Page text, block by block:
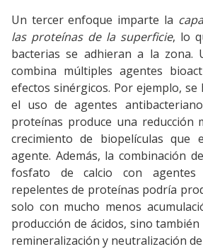
Un tercer enfoque imparte la
las proteínas de la superficie, lo
bacterias se adhieran a la zona.
combina múltiples agentes
efectos sinérgicos. Por ejemplo, se
el uso de agentes
proteínas produce una reducción
crecimiento de biopelículas
agente. Además, la combinación
fosfato de calcio con agentes
repelentes de proteínas podría
solo con mucho menos
producción de ácidos, sino también
remineralización y neutralización